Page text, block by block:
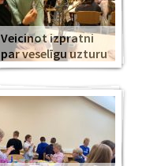
Veicinot izpratni
par veselīgu uzturu